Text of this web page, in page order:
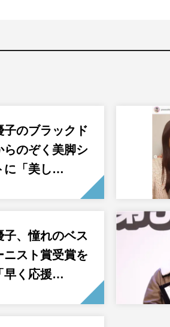
子のブラックド
らのぞく美脚シ
に「美し…
子、憧れのベス
ニスト賞受賞を
早く応援…